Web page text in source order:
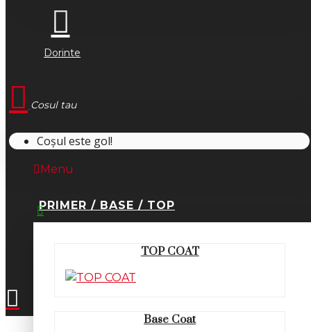
Dorinte
Cosul tau
Coșul este gol!
Menu
PRIMER / BASE / TOP
TOP COAT
Base Coat
0745.677.518
office@fsm-romania.ro